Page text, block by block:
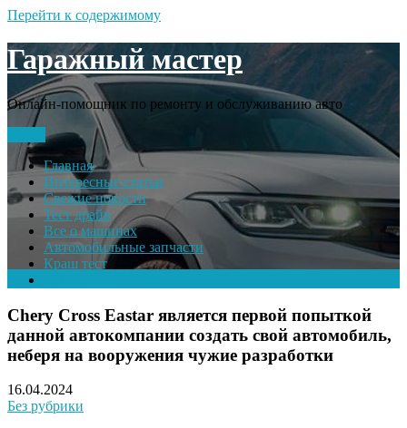
Перейти к содержимому
Гаражный мастер
Онлайн-помощник по ремонту и обслуживанию авто
Главная
Интересные статьи
Свежие новости
Тест драйв
Все о машинах
Автомобильные запчасти
Краш тест
Chery Cross Eastar является первой попыткой
данной автокомпании создать свой автомобиль,
неберя на вооружения чужие разработки
16.04.2024
Без рубрики